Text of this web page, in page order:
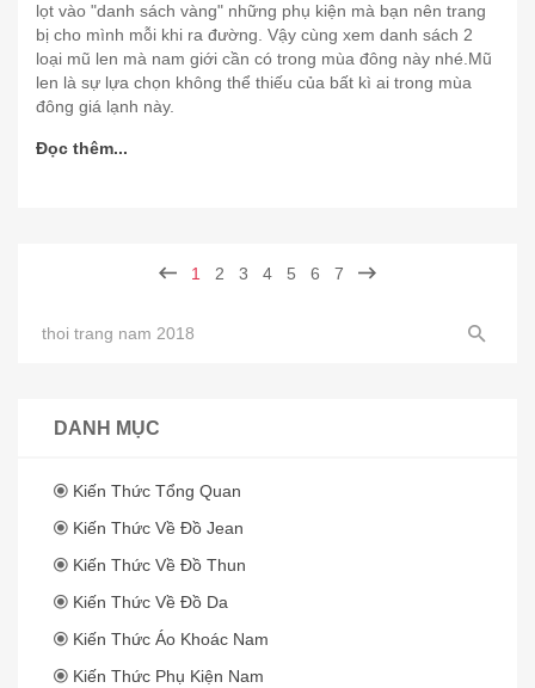
lọt vào "danh sách vàng" những phụ kiện mà bạn nên trang
bị cho mình mỗi khi ra đường. Vậy cùng xem danh sách 2
loại mũ len mà nam giới cần có trong mùa đông này nhé.Mũ
len là sự lựa chọn không thể thiếu của bất kì ai trong mùa
đông giá lạnh này.
Đọc thêm...
1 2 3 4 5 6 7
DANH MỤC
Kiến Thức Tổng Quan
Kiến Thức Về Đồ Jean
Kiến Thức Về Đồ Thun
Kiến Thức Về Đồ Da
Kiến Thức Áo Khoác Nam
Kiến Thức Phụ Kiện Nam